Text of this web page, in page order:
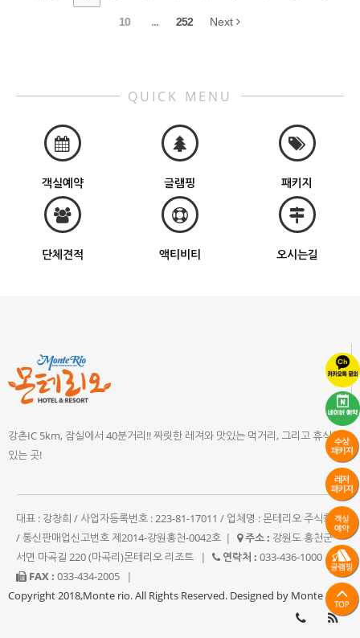
10 ... 252 Next
QUICK MENU
객실예약 글램핑 패키지
단체견적 액티비티 오시는길
강촌IC 5km, 잠실에서 40분거리!! 짜릿한 레져와 맛있는 먹거리, 그리고 휴식이
있는 곳!
대표 : 강창희 / 사업자등록번호 : 223-81-17011 / 업체명 : 몬테리오 주식회사
/ 통신판매업신고번호 제2014-강원홍천-0042호 | 주소 : 강원도 홍천군
서면 마곡길 220 (마곡리)몬테리오 리조트
| 연락처 : 033-436-1000
|
FAX : 033-434-2005
|
Copyright 2018,Monte rio. All Rights Reserved. Designed by Monte rio.